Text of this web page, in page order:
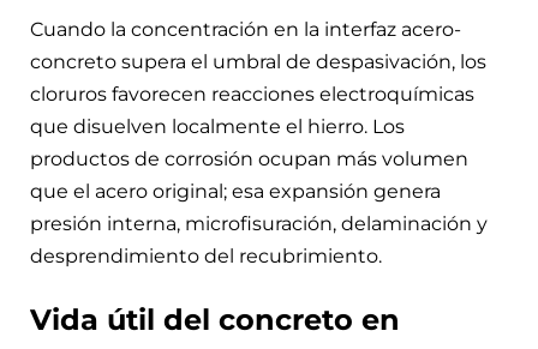
Cuando la concentración en la interfaz acero-
concreto supera el umbral de despasivación, los
cloruros favorecen reacciones electroquímicas
que disuelven localmente el hierro. Los
productos de corrosión ocupan más volumen
que el acero original; esa expansión genera
presión interna, microfisuración, delaminación y
desprendimiento del recubrimiento.
Vida útil del concreto en